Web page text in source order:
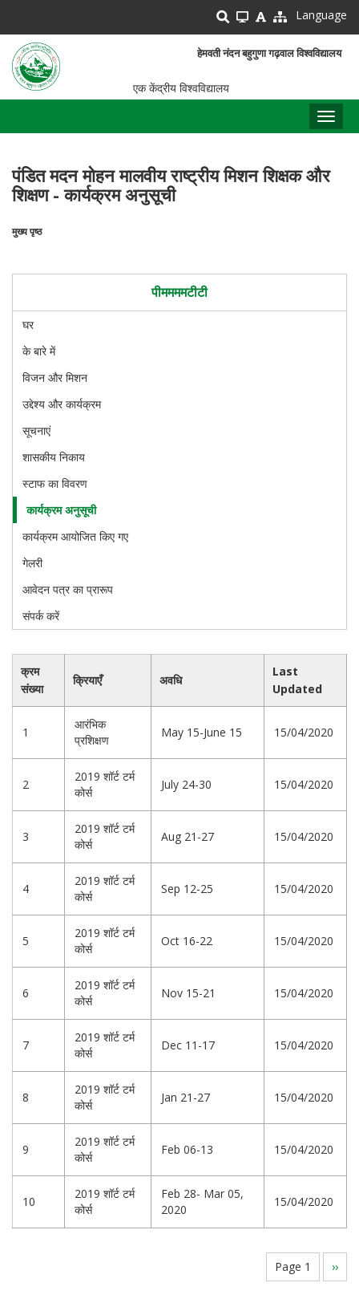
main
content
Language
हेमवती नंदन बहुगुणा गढ़वाल विश्वविद्यालय
एक केंद्रीय विश्वविद्यालय
पंडित मदन मोहन मालवीय राष्ट्रीय मिशन शिक्षक और
शिक्षण - कार्यक्रम अनुसूची
मुख्य पृष्ठ
पीममममटीटी
घर
के बारे में
विजन और मिशन
उद्देश्य और कार्यक्रम
सूचनाएं
शासकीय निकाय
स्टाफ का विवरण
कार्यक्रम अनुसूची
कार्यक्रम आयोजित किए गए
गेलरी
आवेदन पत्र का प्रारूप
संपर्क करें
क्रम
संख्या
क्रियाएँ अवधि
Last
Updated
1
आरंभिक
प्रशिक्षण
May 15-June 15 15/04/2020
2
2019 शॉर्ट टर्म
कोर्स
July 24-30 15/04/2020
3
2019 शॉर्ट टर्म
कोर्स
Aug 21-27 15/04/2020
4
2019 शॉर्ट टर्म
कोर्स
Sep 12-25 15/04/2020
5
2019 शॉर्ट टर्म
कोर्स
Oct 16-22 15/04/2020
6
2019 शॉर्ट टर्म
कोर्स
Nov 15-21 15/04/2020
7
2019 शॉर्ट टर्म
कोर्स
Dec 11-17 15/04/2020
8
2019 शॉर्ट टर्म
कोर्स
Jan 21-27 15/04/2020
9
2019 शॉर्ट टर्म
कोर्स
Feb 06-13 15/04/2020
10
2019 शॉर्ट टर्म
कोर्स
Feb 28- Mar 05,
2020
15/04/2020
Page 1
Next
page
››